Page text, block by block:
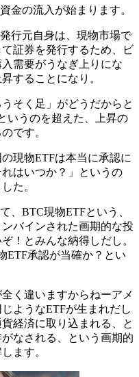
金の流入が始まります。
行元自身は、現物市場で
証券を発行するため、ビ
需要がうなぎ上りにな
することになり。
そく足」がどうだからと
いうのを超えた、上昇の
です。
現物ETFは本当に承認に
はいつか？」というの
た。
、BTC現物ETFという、
バインされた画期的な投
！とみんな納得しだし。
ETF承認が当確か？とい
く違いますからねーアメ
ようなETFが生まれだし
経済に取り込まれる、と
なされる、という画期的
ます。